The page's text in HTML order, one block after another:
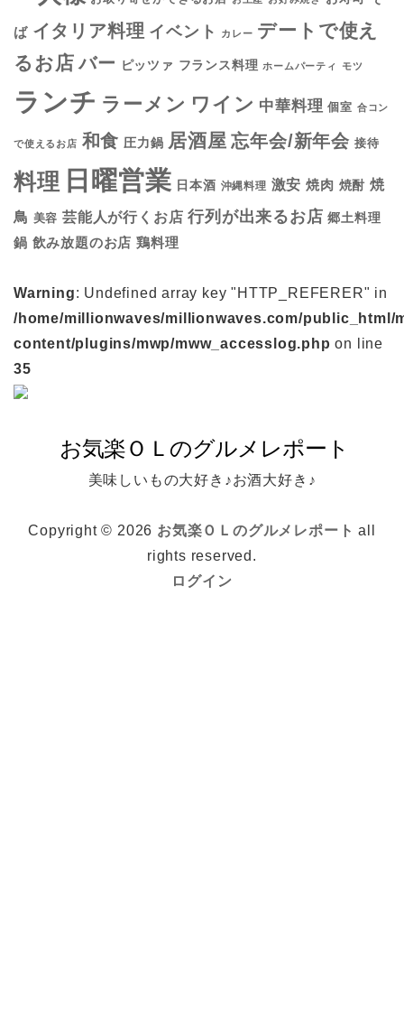
ば イタリア料理 イベント カレー デートで使え
るお店 バー ピッツァ フランス料理 ホームパーティ モツ
ランチ ラーメン ワイン 中華料理 個室 合コン
で使えるお店 和食 圧力鍋 居酒屋 忘年会/新年会 接待
料理 日曜営業 日本酒 沖縄料理 激安 焼肉 焼酎 焼
鳥 美容 芸能人が行くお店 行列が出来るお店 郷土料理
鍋 飲み放題のお店 鶏料理
Warning: Undefined array key "HTTP_REFERER" in
/home/millionwaves/millionwaves.com/public_html/
content/plugins/mwp/mww_accesslog.php on line
35
美味しいもの大好き♪お酒大好き♪
Copyright © 2026 お気楽ＯＬのグルメレポート all
rights reserved.
ログイン